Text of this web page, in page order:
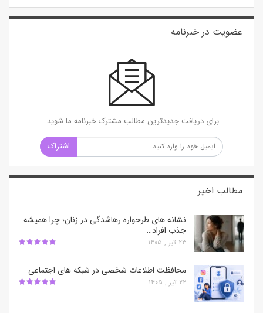
عضویت در خبرنامه
برای دریافت جدیدترین مطالب مشترک خبرنامه ما شوید.
اشتراک
مطالب اخیر
نشانه های طرحواره رهاشدگی در زنان؛ چرا همیشه
جذب افراد…
۲۳ تیر , ۱۴۰۵
محافظت اطلاعات شخصی در شبکه‌ های اجتماعی
۲۲ تیر , ۱۴۰۵